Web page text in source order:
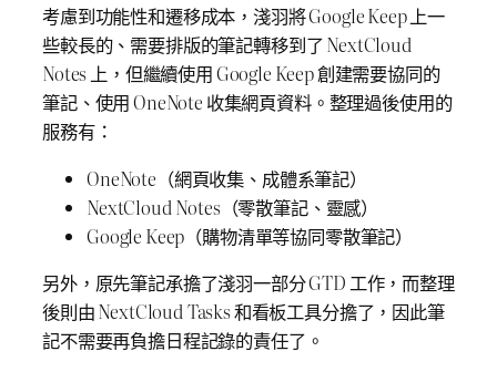
考慮到功能性和遷移成本，淺羽將 Google Keep 上一
些較長的、需要排版的筆記轉移到了 NextCloud
Notes 上，但繼續使用 Google Keep 創建需要協同的
筆記、使用 OneNote 收集網頁資料。整理過後使用的
服務有：
OneNote（網頁收集、成體系筆記）
NextCloud Notes（零散筆記、靈感）
Google Keep（購物清單等協同零散筆記）
另外，原先筆記承擔了淺羽一部分 GTD 工作，而整理
後則由 NextCloud Tasks 和看板工具分擔了，因此筆
記不需要再負擔日程記錄的責任了。